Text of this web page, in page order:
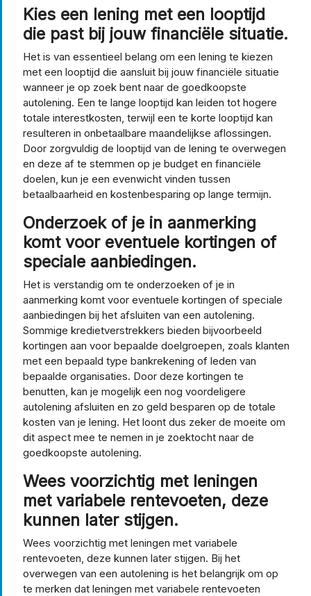
Kies een lening met een looptijd
die past bij jouw financiële situatie.
Het is van essentieel belang om een lening te kiezen
met een looptijd die aansluit bij jouw financiële situatie
wanneer je op zoek bent naar de goedkoopste
autolening. Een te lange looptijd kan leiden tot hogere
totale interestkosten, terwijl een te korte looptijd kan
resulteren in onbetaalbare maandelijkse aflossingen.
Door zorgvuldig de looptijd van de lening te overwegen
en deze af te stemmen op je budget en financiële
doelen, kun je een evenwicht vinden tussen
betaalbaarheid en kostenbesparing op lange termijn.
Onderzoek of je in aanmerking
komt voor eventuele kortingen of
speciale aanbiedingen.
Het is verstandig om te onderzoeken of je in
aanmerking komt voor eventuele kortingen of speciale
aanbiedingen bij het afsluiten van een autolening.
Sommige kredietverstrekkers bieden bijvoorbeeld
kortingen aan voor bepaalde doelgroepen, zoals klanten
met een bepaald type bankrekening of leden van
bepaalde organisaties. Door deze kortingen te
benutten, kan je mogelijk een nog voordeligere
autolening afsluiten en zo geld besparen op de totale
kosten van je lening. Het loont dus zeker de moeite om
dit aspect mee te nemen in je zoektocht naar de
goedkoopste autolening.
Wees voorzichtig met leningen
met variabele rentevoeten, deze
kunnen later stijgen.
Wees voorzichtig met leningen met variabele
rentevoeten, deze kunnen later stijgen. Bij het
overwegen van een autolening is het belangrijk om op
te merken dat leningen met variabele rentevoeten